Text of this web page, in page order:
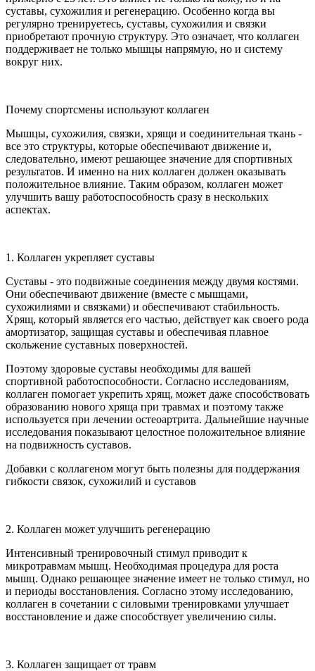
суставы, сухожилия и регенерацию. Особенно когда вы
регулярно тренируетесь, суставы, сухожилия и связки
приобретают прочную структуру. Это означает, что коллаген
поддерживает не только мышцы напрямую, но и систему
вокруг них.
Почему спортсмены используют коллаген
Мышцы, сухожилия, связки, хрящи и соединительная ткань -
все это структуры, которые обеспечивают движение и,
следовательно, имеют решающее значение для спортивных
результатов. И именно на них коллаген должен оказывать
положительное влияние. Таким образом, коллаген может
улучшить вашу работоспособность сразу в нескольких
аспектах.
1. Коллаген укрепляет суставы
Суставы - это подвижные соединения между двумя костями.
Они обеспечивают движение (вместе с мышцами,
сухожилиями и связками) и обеспечивают стабильность.
Хрящ, который является его частью, действует как своего рода
амортизатор, защищая суставы и обеспечивая плавное
скольжение суставных поверхностей.
Поэтому здоровые суставы необходимы для вашей
спортивной работоспособности. Согласно исследованиям,
коллаген помогает укрепить хрящ, может даже способствовать
образованию нового хряща при травмах и поэтому также
используется при лечении остеоартрита. Дальнейшие научные
исследования показывают целостное положительное влияние
на подвижность суставов.
Добавки с коллагеном могут быть полезны для поддержания
гибкости связок, сухожилий и суставов
2. Коллаген может улучшить регенерацию
Интенсивный тренировочный стимул приводит к
микротравмам мышц. Необходимая процедура для роста
мышц. Однако решающее значение имеет не только стимул, но
и периоды восстановления. Согласно этому исследованию,
коллаген в сочетании с силовыми тренировками улучшает
восстановление и даже способствует увеличению силы.
3. Коллаген защищает от травм